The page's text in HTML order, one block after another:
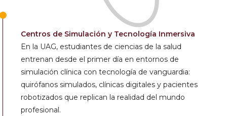
Centros de Simulación y Tecnología Inmersiva
En la UAG, estudiantes de ciencias de la salud
entrenan desde el primer día en entornos de
simulación clínica con tecnología de vanguardia:
quirófanos simulados, clínicas digitales y pacientes
robotizados que replican la realidad del mundo
profesional.